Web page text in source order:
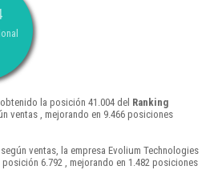
la posición 41.004 del Ranking
ventas , mejorando en 9.466 posiciones
según ventas, la empresa Evolium Technologies
6.792 , mejorando en 1.482 posiciones